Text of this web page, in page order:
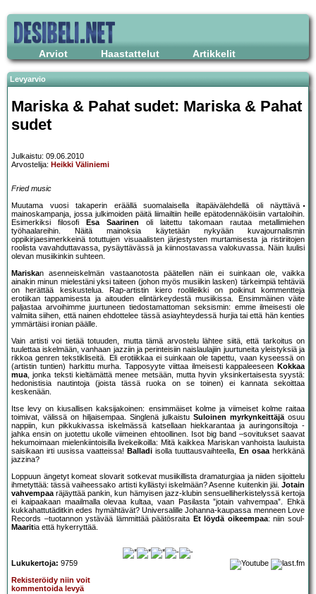
Arviot Haastattelut Artikkelit
Levyarvio
Mariska & Pahat sudet: Mariska & Pahat
sudet
Julkaistu: 09.06.2010
Arvostelija: Heikki Väliniemi
Fried music
Muutama vuosi takaperin eräällä suomalaisella iltapäivälehdellä oli näyttävä
mainoskampanja, jossa julkimoiden päitä liimailtiin heille epätodennäköisiin vartaloihin.
Esimerkiksi filosofi
Esa Saarinen oli laitettu takomaan rautaa metallimiehen
työhaalareihin. Näitä mainoksia käytetään nykyään kuvajournalismin
oppikirjaesimerkkeinä totuttujen visuaalisten järjestysten murtamisesta ja ristiriitojen
roolista vavahduttavassa, pysäyttävässä ja kiinnostavassa valokuvassa. Näin luulisi
olevan musiikinkin suhteen.
Mariskan asenneiskelmän vastaanotosta päätellen näin ei suinkaan ole, vaikka
ainakin minun mielestäni yksi taiteen (johon myös musiikin lasken) tärkeimpiä tehtäviä
on herättää keskustelua. Rap-artistin kiero roolileikki on poikinut kommentteja
erotiikan tappamisesta ja aitouden elintärkeydestä musiikissa. Ensimmäinen väite
paljastaa arvoihimme juurtuneen tiedostamattoman seksismin: emme ilmeisesti ole
valmiita siihen, että nainen ehdottelee tässä asiayhteydessä hurjia tai että hän kenties
ymmärtäisi ironian päälle.
Vain artisti voi tietää totuuden, mutta tämä arvostelu lähtee siitä, että tarkoitus on
tuulettaa iskelmään, vanhaan jazziin ja perinteisiin naislaulajiin juurtuneita yleistyksiä ja
rikkoa genren tekstikliseitä. Eli erotiikkaa ei suinkaan ole tapettu, vaan kyseessä on
(artistin tuntien) harkittu murha. Tapposyyte viittaa ilmeisesti kappaleeseen Kokkaa
mua, jonka teksti kieltämättä menee metsään, mutta hyvin yksinkertaisesta syystä:
hedonistisia nautintoja (joista tässä ruoka on se toinen) ei kannata sekoittaa
keskenään.
Itse levy on kiusallisen kaksijakoinen: ensimmäiset kolme ja viimeiset kolme raitaa
toimivat, välissä on hiljaisempaa. Singlenä julkaistu Suloinen myrkynkeittäjäosuu
nappiin, kun pikkukivassa iskelmässä katsellaan hiekkarantaa ja auringonsiltoja -
jahka ensin on juotettu ukolle viimeinen ehtoollinen. Isot big band –sovitukset saavat
hekumoimaan mielenkiintoisilla livekeikoilla: Mitä kaikkea Mariskan vanhoista lauluista
saisikaan irti uusissa vaatteissa! Balladi isolla tuuttausvaihteella, En osaaherkkänä
jazzina?
Loppuun ängetyt komeat slovarit sotkevat musiikillista dramaturgiaa ja niiden sijoittelu
ihmetyttää: tässä vaiheessako artisti kyllästyi iskelmään? Asenne kuitenkin jäi. Jotain
vahvempaaräjäyttää pankin, kun hämyisen jazz-klubin sensuelliherkistelyssä kertoja
ei kaipaakaan maailmalla olevaa kultaa, vaan Pasilasta ”jotain vahvempaa”. Ehkä
kukkahattutäditkin edes hymähtävät? Universalille Johanna-kaupassa menneen Love
Records –tuotannon ystävää lämmittää päätösraita Et löydä oikeempaa: niin soul-
Maaritia että hykerryttää.
Lukukertoja: 9759
Rekisteröidy niin voit
kommentoida levyä